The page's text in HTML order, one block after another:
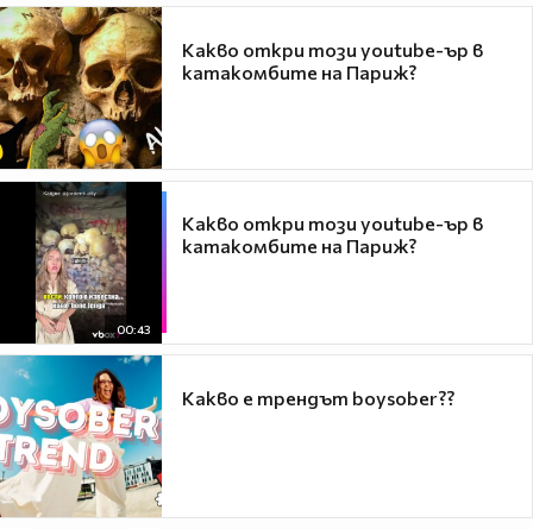
Какво откри този youtube-ър в
катакомбите на Париж?
00:43
Какво откри този youtube-ър в
катакомбите на Париж?
Какво е трендът boysober??